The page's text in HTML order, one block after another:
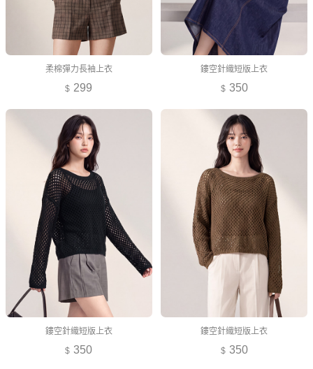
柔棉彈力長袖上衣
299
鏤空針織短版上衣
350
鏤空針織短版上衣
350
鏤空針織短版上衣
350